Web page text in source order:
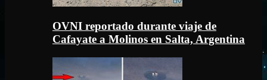
OVNI reportado durante viaje de
Cafayate a Molinos en Salta, Argentina